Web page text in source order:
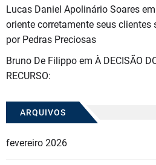
Lucas Daniel Apolinário Soares em
oriente corretamente seus clientes
por Pedras Preciosas
Bruno De Filippo em À DECISÃO
RECURSO:
ARQUIVOS
fevereiro 2026